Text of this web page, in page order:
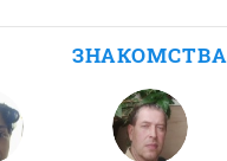
ЗНАКОМСТВА